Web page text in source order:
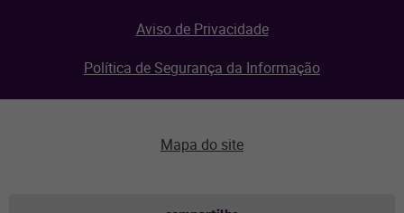
Aviso de Privacidade
Política de Segurança da Informação
Mapa do site